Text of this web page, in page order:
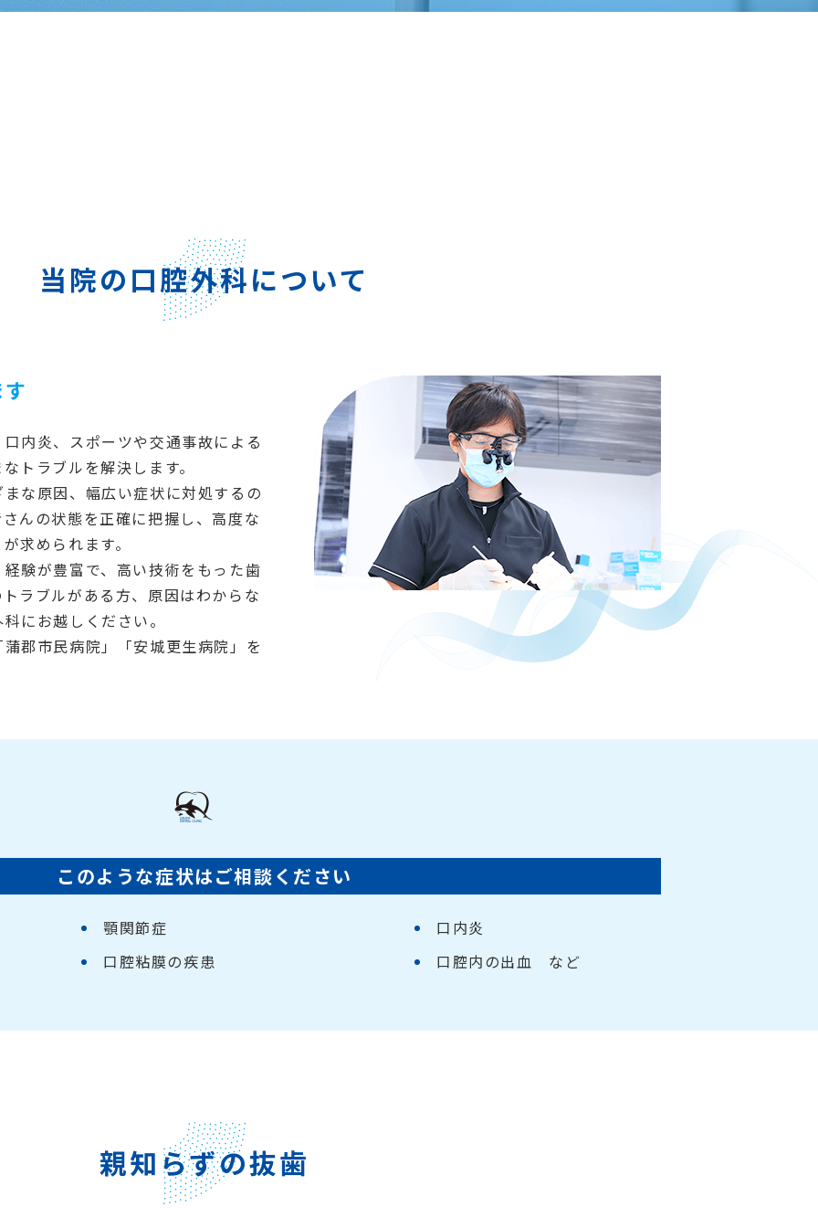
当院の口腔外科について
内炎、スポーツや交通事故による
トラブルを解決します。
な原因、幅広い症状に対処するの
んの状態を正確に把握し、高度な
求められます。
験が豊富で、高い技術をもった歯
ラブルがある方、原因はわからな
にお越しください。
郡市民病院」「安城更生病院」を
このような症状はご相談ください
顎関節症
口内炎
口腔粘膜の疾患
口腔内の出血 など
親知らずの抜歯